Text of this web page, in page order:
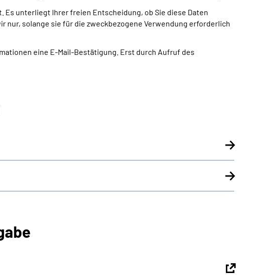
unterliegt Ihrer freien Entscheidung, ob Sie diese Daten
nur, solange sie für die zweckbezogene Verwendung erforderlich
eine E-Mail-Bestätigung. Erst durch Aufruf des